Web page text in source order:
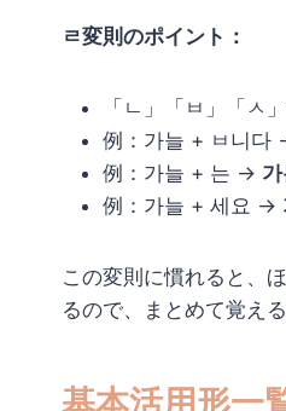
ㄹ変則のポイント：
「ㄴ」「ㅂ」「ㅅ
例：가늘 + ㅂ니다
例：가늘 + 는 →
例：가늘 + 세요 →
この変則に慣れると、
るので、まとめて覚え
基本活用形一